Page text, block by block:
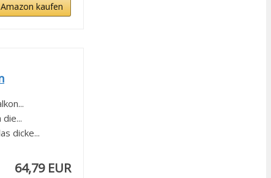
kaufen
dicke...
64,79 EUR